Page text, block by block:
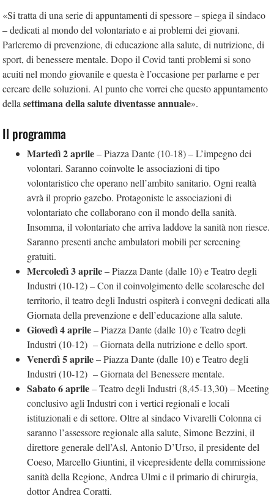
«Si tratta di una serie di appuntamenti di spessore – spiega il sindaco
– dedicati al mondo del volontariato e ai problemi dei giovani.
Parleremo di prevenzione, di educazione alla salute, di nutrizione, di
sport, di benessere mentale. Dopo il Covid tanti problemi si sono
acuiti nel mondo giovanile e questa è l’occasione per parlarne e per
cercare delle soluzioni. Al punto che vorrei che questo appuntamento
della settimana della salute diventasse annuale».
Il programma
Martedì 2 aprile– Piazza Dante (10-18) – L’impegno dei
volontari. Saranno coinvolte le associazioni di tipo
volontaristico che operano nell’ambito sanitario. Ogni realtà
avrà il proprio gazebo. Protagoniste le associazioni di
volontariato che collaborano con il mondo della sanità.
Insomma, il volontariato che arriva laddove la sanità non riesce.
Saranno presenti anche ambulatori mobili per screening
gratuiti.
Mercoledì 3 aprile– Piazza Dante (dalle 10) e Teatro degli
Industri (10-12) – Con il coinvolgimento delle scolaresche del
territorio, il teatro degli Industri ospiterà i convegni dedicati alla
Giornata della prevenzione e dell’educazione alla salute.
Giovedì 4 aprile– Piazza Dante (dalle 10) e Teatro degli
Industri (10-12) – Giornata della nutrizione e dello sport.
Venerdì 5 aprile– Piazza Dante (dalle 10) e Teatro degli
Industri (10-12) – Giornata del Benessere mentale.
Sabato 6 aprile– Teatro degli Industri (8,45-13,30) – Meeting
conclusivo agli Industri con i vertici regionali e locali
istituzionali e di settore. Oltre al sindaco Vivarelli Colonna ci
saranno l’assessore regionale alla salute, Simone Bezzini, il
direttore generale dell’Asl, Antonio D’Urso, il presidente del
Coeso, Marcello Giuntini, il vicepresidente della commissione
sanità della Regione, Andrea Ulmi e il primario di chirurgia,
dottor Andrea Coratti.